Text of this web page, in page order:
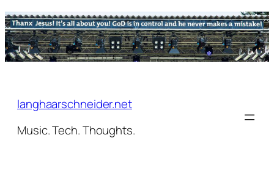
Zum
Inhalt
springen
langhaarschneider.net
Music. Tech. Thoughts.